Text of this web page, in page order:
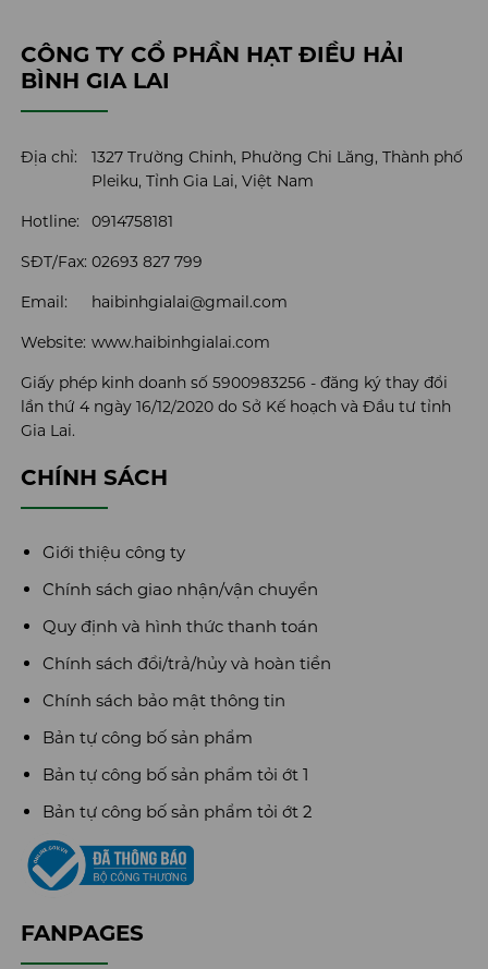
CÔNG TY CỔ PHẦN HẠT ĐIỀU HẢI
BÌNH GIA LAI
Địa chỉ:
1327 Trường Chinh, Phường Chi Lăng, Thành phố
Pleiku, Tỉnh Gia Lai, Việt Nam
Hotline: 0914758181
SĐT/Fax: 02693 827 799
Email: haibinhgialai@gmail.com
Website: www.haibinhgialai.com
Giấy phép kinh doanh số 5900983256 - đăng ký thay đổi
lần thứ 4 ngày 16/12/2020 do Sở Kế hoạch và Đầu tư tỉnh
Gia Lai.
CHÍNH SÁCH
Giới thiệu công ty
Chính sách giao nhận/vận chuyển
Quy định và hình thức thanh toán
Chính sách đổi/trả/hủy và hoàn tiền
Chính sách bảo mật thông tin
Bản tự công bố sản phẩm
Bản tự công bố sản phẩm tỏi ớt 1
Bản tự công bố sản phẩm tỏi ớt 2
FANPAGES